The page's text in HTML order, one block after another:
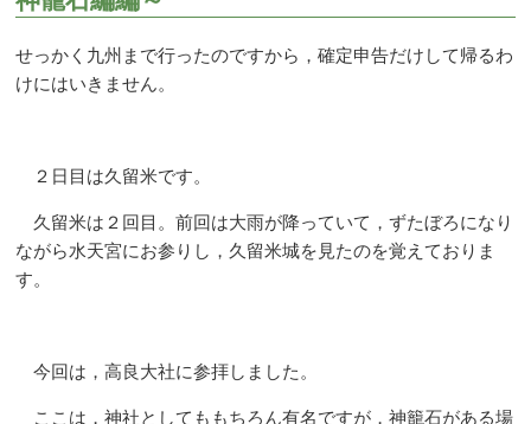
せっかく九州まで行ったのですから，確定申告だけして帰るわ
けにはいきません。
２日目は久留米です。
久留米は２回目。前回は大雨が降っていて，ずたぼろになり
ながら水天宮にお参りし，久留米城を見たのを覚えておりま
す。
今回は，高良大社に参拝しました。
ここは，神社としてももちろん有名ですが，神籠石がある場